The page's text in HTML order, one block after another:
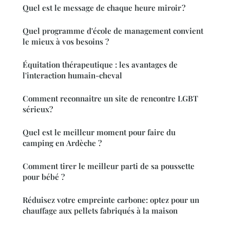
Quel est le message de chaque heure miroir ?
Quel programme d'école de management convient
le mieux à vos besoins ?
Équitation thérapeutique : les avantages de
l'interaction humain-cheval
Comment reconnaitre un site de rencontre LGBT
sérieux?
Quel est le meilleur moment pour faire du
camping en Ardèche ?
Comment tirer le meilleur parti de sa poussette
pour bébé ?
Réduisez votre empreinte carbone: optez pour un
chauffage aux pellets fabriqués à la maison